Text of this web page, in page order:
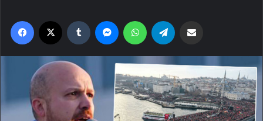
Facebook Tumblr MessengerWhatsApp